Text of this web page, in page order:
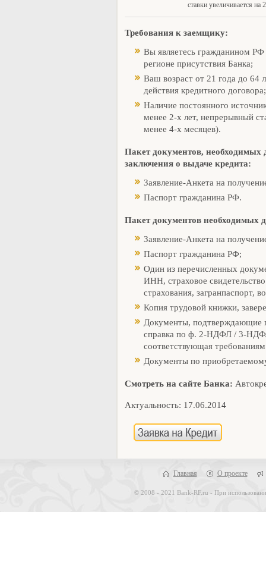
ставки увеличивается на
Требования к заемщику:
Вы являетесь гражданином
регионе присутствия Банка;
Ваш возраст от 21 года до 64
действия кредитного договора;
Наличие постоянного
менее 2-х лет, непрерывный
менее 4-х месяцев).
Пакет документов, необходимых
заключения о выдаче кредита:
Заявление-Анкета на
Паспорт гражданина РФ.
Пакет документов необходимых
Заявление-Анкета на
Паспорт гражданина РФ;
Один из перечисленных
ИНН, страховое
страхования, загранпаспорт,
Копия трудовой книжки,
Документы, подтверждающие
справка по ф. 2-НДФЛ / 3-
соответствующая
Документы по
Смотреть на сайте Банка:
Актуальность: 17.06.2014
Главная О проекте
© 2008 - 2021 Bank-RF.ru - При